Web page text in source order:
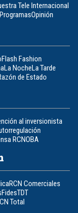
Tele Internacional
ProgramasOpinión
Flash Fashion
La NocheLa Tarde
de Estado
al inversionista
RCNOBA
RCN Comerciales
FidesTDT
Total